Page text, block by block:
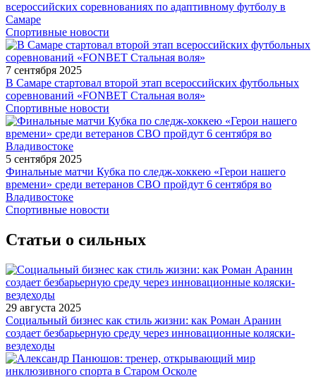
всероссийских соревнованиях по адаптивному футболу в
Самаре
Спортивные новости
7 сентября 2025
В Самаре стартовал второй этап всероссийских футбольных
соревнований «FONBET Стальная воля»
Спортивные новости
5 сентября 2025
Финальные матчи Кубка по следж-хоккею «Герои нашего
времени» среди ветеранов СВО пройдут 6 сентября во
Владивостоке
Спортивные новости
Статьи о сильных
29 августа 2025
Социальный бизнес как стиль жизни: как Роман Аранин
создает безбарьерную среду через инновационные коляски-
вездеходы